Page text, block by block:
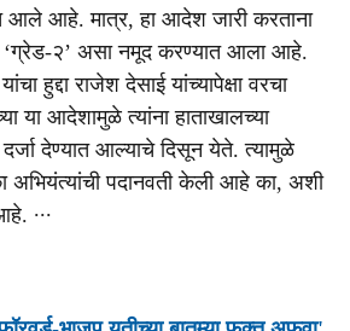
आले आहे. मात्र, हा आदेश जारी करताना
‘ग्रेड-२’ असा नमूद करण्यात आला आहे.
हुद्दा राजेश देसाई यांच्यापेक्षा वरचा
या आदेशामुळे त्यांना हाताखालच्या
दर्जा देण्यात आल्याचे दिसून येते. त्यामुळे
अभियंत्यांची पदानवती केली आहे का, अशी
∙∙∙